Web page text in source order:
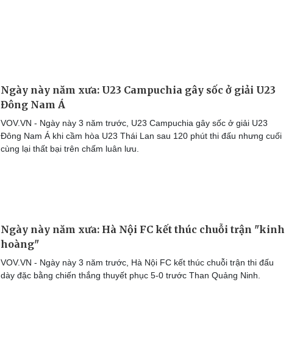
Ngày này năm xưa: U23 Campuchia gây sốc ở giải U23
Đông Nam Á
VOV.VN - Ngày này 3 năm trước, U23 Campuchia gây sốc ở giải U23
Đông Nam Á khi cầm hòa U23 Thái Lan sau 120 phút thi đấu nhưng cuối
cùng lại thất bại trên chấm luân lưu.
Ngày này năm xưa: Hà Nội FC kết thúc chuỗi trận "kinh
hoàng"
VOV.VN - Ngày này 3 năm trước, Hà Nội FC kết thúc chuỗi trận thi đấu
dày đặc bằng chiến thắng thuyết phục 5-0 trước Than Quảng Ninh.